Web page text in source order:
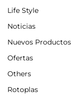
Life Style
Noticias
Nuevos Productos
Ofertas
Others
Rotoplas